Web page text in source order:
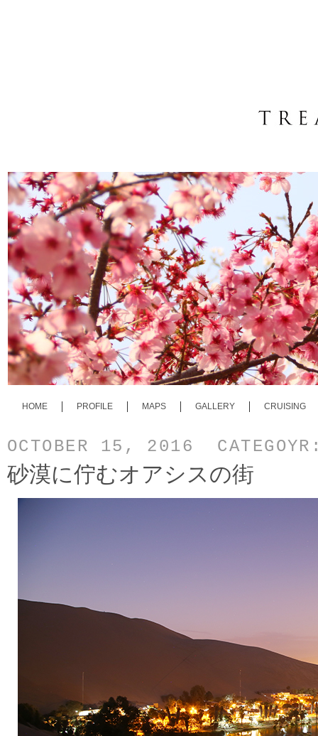
HOME PROFILE MAPS GALLERY CRUISING
OCTOBER 15, 2016
砂漠に佇むオアシスの街